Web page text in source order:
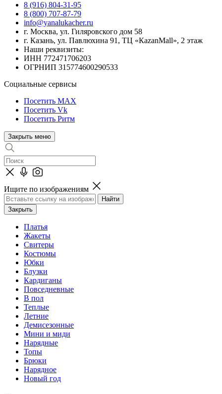
8 (916) 804-31-95
8 (800) 707-87-79
info@yanalukacher.ru
г. Москва, ул. Гиляровского дом 58
г. Казань, ул. Павлюхина 91, ТЦ «КazanMall», 2 этаж
Наши реквизиты:
ИНН 772471706203
ОГРНИП 315774600290533
Социальные сервисы
Посетить MAX
Посетить Vk
Посетить Ритм
Закрыть меню
Ищите по изображениям
Закрыть
Платья
Жакеты
Свитеры
Костюмы
Юбки
Блузки
Кардиганы
Повседневные
В пол
Теплые
Летние
Демисезонные
Мини и миди
Нарядные
Топы
Брюки
Нарядное
Новый год